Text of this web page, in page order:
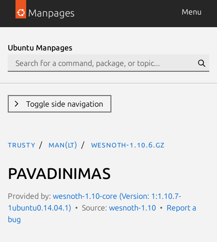
Manpages Menu
Ubuntu Manpages
Toggle side navigation
trusty man(lt) wesnoth-1.10.6.gz
PAVADINIMAS
Provided by: wesnoth-1.10-core (Version: 1:1.10.7-
1ubuntu0.14.04.1)
Source: wesnoth-1.10
Report a
bug